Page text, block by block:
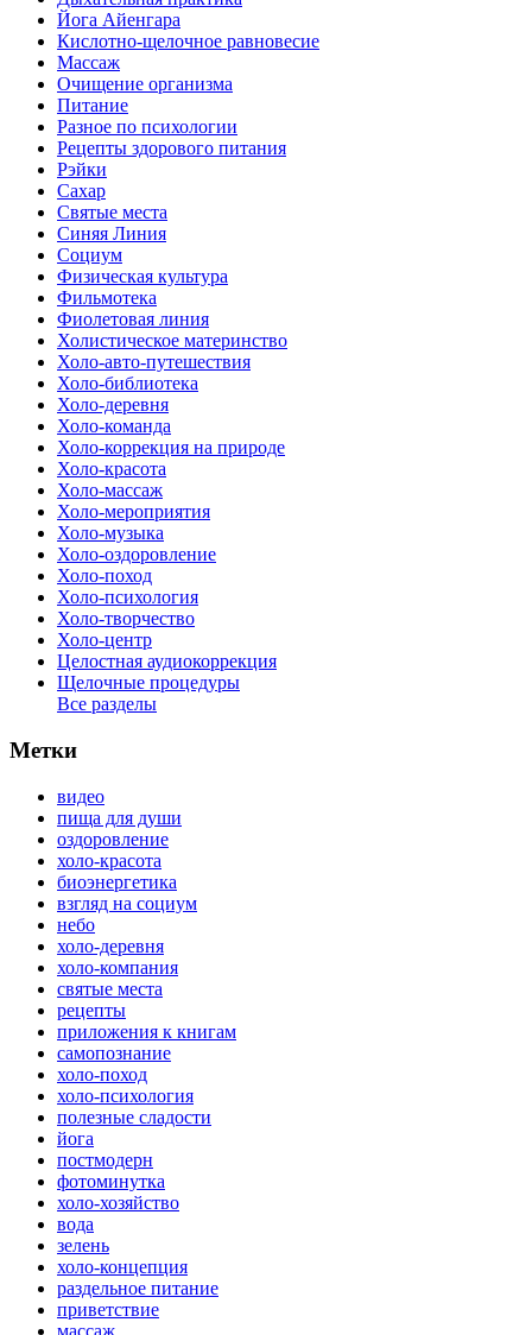
Йога Айенгара
Кислотно-щелочное равновесие
Массаж
Очищение организма
Питание
Разное по психологии
Рецепты здорового питания
Рэйки
Сахар
Святые места
Синяя Линия
Социум
Физическая культура
Фильмотека
Фиолетовая линия
Холистическое материнство
Холо-авто-путешествия
Холо-библиотека
Холо-деревня
Холо-команда
Холо-коррекция на природе
Холо-красота
Холо-массаж
Холо-мероприятия
Холо-музыка
Холо-оздоровление
Холо-поход
Холо-психология
Холо-творчество
Холо-центр
Целостная аудиокоррекция
Щелочные процедуры
Все разделы
Метки
видео
пища для души
оздоровление
холо-красота
биоэнергетика
взгляд на социум
небо
холо-деревня
холо-компания
святые места
рецепты
приложения к книгам
самопознание
холо-поход
холо-психология
полезные сладости
йога
постмодерн
фотоминутка
холо-хозяйство
вода
зелень
холо-концепция
раздельное питание
приветствие
массаж